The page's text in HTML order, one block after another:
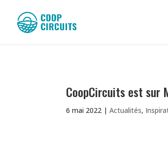
CoopCircuits est sur
6 mai 2022 |Actualités,